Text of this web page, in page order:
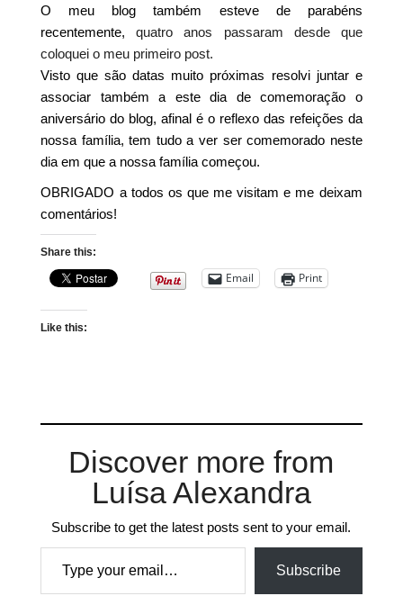
O meu blog também esteve de parabéns
recentemente,quatro anos passaram desde que
coloquei o meu primeiro post.
Visto que são datas muito próximas resolvi juntar e
associar também a este dia de comemoração o
aniversário do blog, afinal é o reflexo das refeições da
nossa família, tem tudo a ver ser comemorado neste
dia em que a nossa família começou.
OBRIGADO a todos os que me visitam e me deixam
comentários!
Share this:
Email Print
Like this:
Discover more from
Luísa Alexandra
Subscribe to get the latest posts sent to your email.
Type your email…
Subscribe